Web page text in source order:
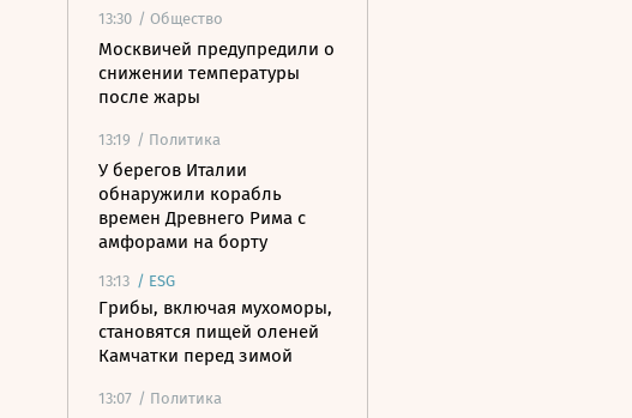
13:30 / Общество
Москвичей предупредили о
снижении температуры
после жары
13:19 / Политика
У берегов Италии
обнаружили корабль
времен Древнего Рима с
амфорами на борту
13:13 / ESG
Грибы, включая мухоморы,
становятся пищей оленей
Камчатки перед зимой
13:07 / Политика